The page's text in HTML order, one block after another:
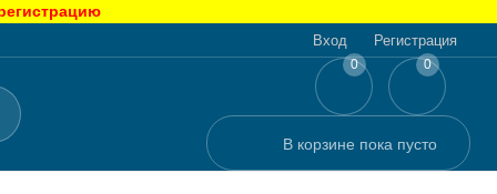
Вход Регистрация
0 0
В корзине пока пусто